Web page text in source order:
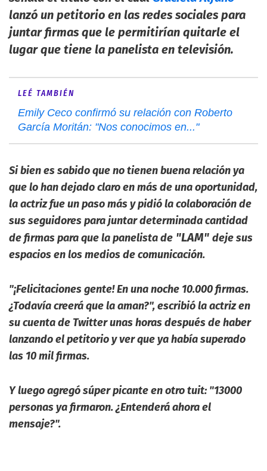
lanzó un petitorio en las redes sociales para
juntar firmas que le permitirían quitarle el
lugar que tiene la panelista en televisión.
LEÉ TAMBIÉN
Emily Ceco confirmó su relación con Roberto
García Moritán: "Nos conocimos en..."
Si bien es sabido que no tienen buena relación ya
que lo han dejado claro en más de una oportunidad,
la actriz fue un paso más y pidió la colaboración de
sus seguidores para juntar determinada cantidad
de firmas para que la panelista de "LAM" deje sus
espacios en los medios de comunicación.
"¡Felicitaciones gente! En una noche 10.000 firmas.
¿Todavía creerá que la aman?",escribió la actriz en
su cuenta de Twitter unas horas después de haber
lanzando el petitorio y ver que ya había superado
las 10 mil firmas.
Y luego agregó súper picante en otro tuit: "13000
personas ya firmaron. ¿Entenderá ahora el
mensaje?".